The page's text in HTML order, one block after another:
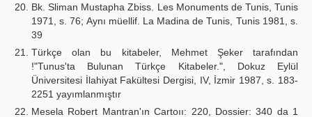
Bk. Sliman Mustapha Zbiss. Les Monuments de Tunis, Tunis
1971, s. 76; Aynı müellif. La Madina de Tunis, Tunis 1981, s.
39
Türkçe olan bu kitabeler, Mehmet Şeker tarafından
!"Tunus'ta Bulunan Türkçe Kitabeler.", Dokuz Eylül
Üniversitesi İlahiyat Fakültesi Dergisi, IV, İzmir 1987, s. 183-
2251 yayımlanmıştır
Mesela Robert Mantran'ın Cartoıı: 220, Dossier: 340 da 1